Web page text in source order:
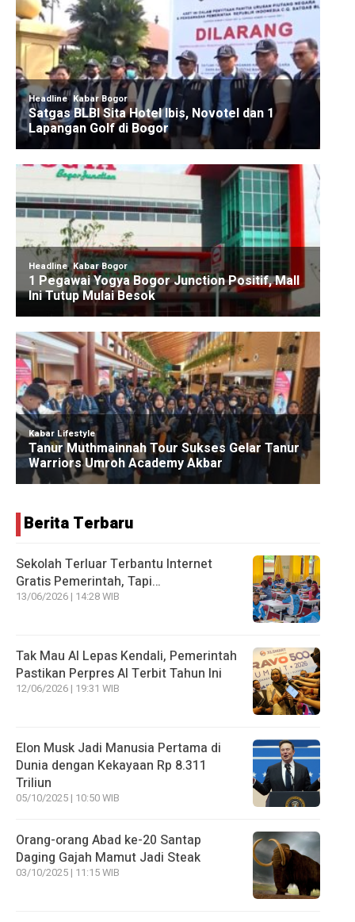
Berita Terbaru
Sekolah Terluar Terbantu Internet
Gratis Pemerintah, Tapi…
13/06/2026 | 14:28 WIB
Tak Mau AI Lepas Kendali, Pemerintah
Pastikan Perpres AI Terbit Tahun Ini
12/06/2026 | 19:31 WIB
Elon Musk Jadi Manusia Pertama di
Dunia dengan Kekayaan Rp 8.311
Triliun
05/10/2025 | 10:50 WIB
Orang-orang Abad ke-20 Santap
Daging Gajah Mamut Jadi Steak
03/10/2025 | 11:15 WIB